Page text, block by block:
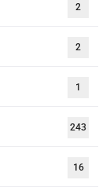
2
2
1
243
16